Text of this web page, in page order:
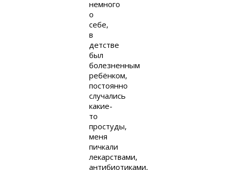
немного
о
себе,
в
детстве
был
болезненным
ребёнком,
постоянно
случались
какие-
то
простуды,
меня
пичкали
лекарствами,
антибиотиками,